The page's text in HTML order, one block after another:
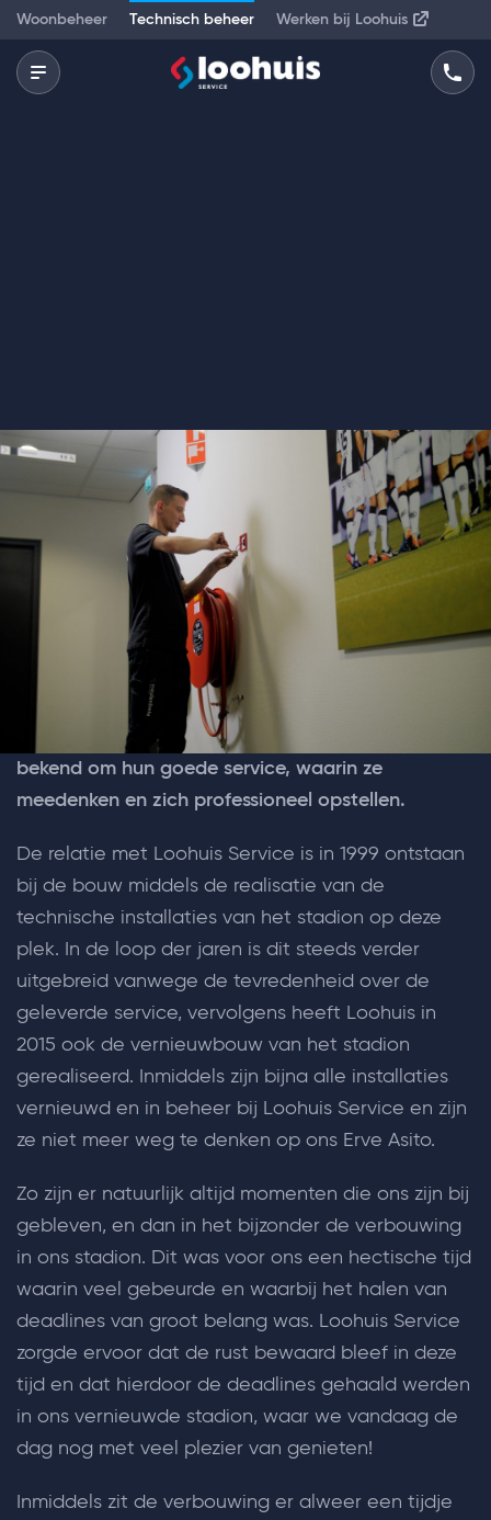
Woonbeheer Technisch beheer Werken bij Loohuis
Alle ervaringen
“Loohuis reageert altijd
snel bij een storing”
De ervaring van Heracles Almelo
"Al jarenlang zijn we klant bij Loohuis Service, en
dit naar volle tevredenheid. Loohuis staat bij ons
bekend om hun goede service, waarin ze
meedenken en zich professioneel opstellen.
De relatie met Loohuis Service is in 1999 ontstaan
bij de bouw middels de realisatie van de
technische installaties van het stadion op deze
plek. In de loop der jaren is dit steeds verder
uitgebreid vanwege de tevredenheid over de
geleverde service, vervolgens heeft Loohuis in
2015 ook de vernieuwbouw van het stadion
gerealiseerd. Inmiddels zijn bijna alle installaties
vernieuwd en in beheer bij Loohuis Service en zijn
ze niet meer weg te denken op ons Erve Asito.
Zo zijn er natuurlijk altijd momenten die ons zijn bij
gebleven, en dan in het bijzonder de verbouwing
in ons stadion. Dit was voor ons een hectische tijd
waarin veel gebeurde en waarbij het halen van
deadlines van groot belang was. Loohuis Service
zorgde ervoor dat de rust bewaard bleef in deze
tijd en dat hierdoor de deadlines gehaald werden
in ons vernieuwde stadion, waar we vandaag de
dag nog met veel plezier van genieten!
Inmiddels zit de verbouwing er alweer een tijdje